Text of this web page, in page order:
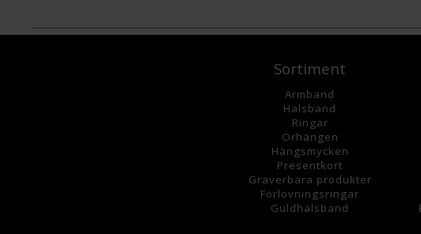
Sortiment
Armband
Halsband
Ringar
Örhängen
Hängsmycken
Presentkort
Graverbara produkter
Förlovningsringar
Guldhalsband